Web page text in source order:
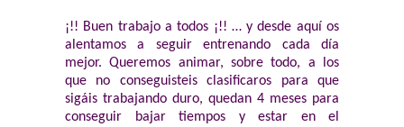
¡!! Buen trabajo a todos ¡!! … y desde aquí os
alentamos a seguir entrenando cada día
mejor. Queremos animar, sobre todo, a los
que no conseguisteis clasificaros para que
sigáis trabajando duro, quedan 4 meses para
conseguir bajar tiempos y estar en el